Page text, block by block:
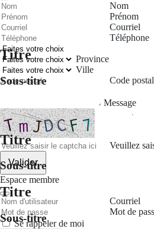
Titre
Sous-titre
Titre
Sous-titre
Titre
Sous-titre
Nom
Prénom
Courriel
Téléphone
Province
Ville
Code postal
Message
Veuillez
Valider
Espace membre
Courriel
Mot de
Se rappeler de moi